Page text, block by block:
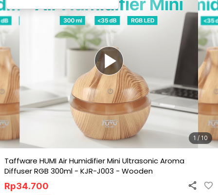
1 / 10
Taffware HUMI Air Humidifier Mini Ultrasonic Aroma
Diffuser RGB 300ml - KJR-J003 - Wooden
Rp34.700